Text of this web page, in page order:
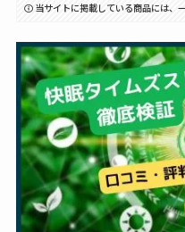
当サイトに掲載している商品には、